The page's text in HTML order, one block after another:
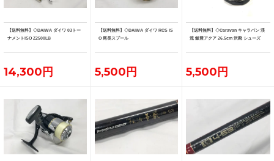
【送料無料】◇DAIWA ダイワ 03トー
ナメントISO Z2500LB
14,300円
【送料無料】◇DAIWA ダイワ RCS IS
O 尾長スプール
5,500円
【送料無料】◇Caravan キャラバン 渓
流 飯豊アクア 26.5cm 沢靴 シューズ
5,500円